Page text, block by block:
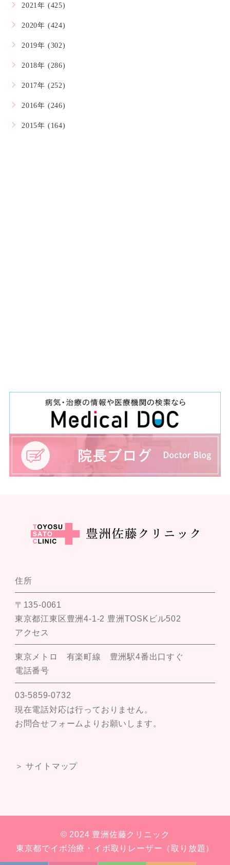
2021年 (425)
2020年 (424)
2019年 (302)
2018年 (286)
2017年 (252)
2016年 (246)
2015年 (164)
住所
〒135-0061
東京都江東区豊洲4-1-2 豊洲TOSKビル502
アクセス
東京メトロ 有楽町線 豊洲駅4番出口すぐ
電話番号
03-5859-0732
現在電話対応は行っておりません。
お問合せフォームよりお願いします。
＞ サイトマップ
© 2024 豊洲佐藤クリニック
東京都でイボ治療・イボ取りレーザー（取り放題）